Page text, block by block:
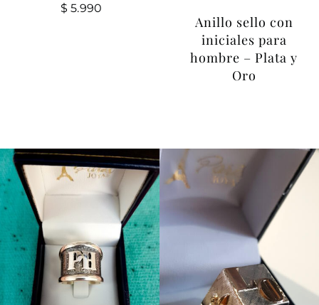
$ 5.990
Anillo sello con
iniciales para
hombre – Plata y
Oro